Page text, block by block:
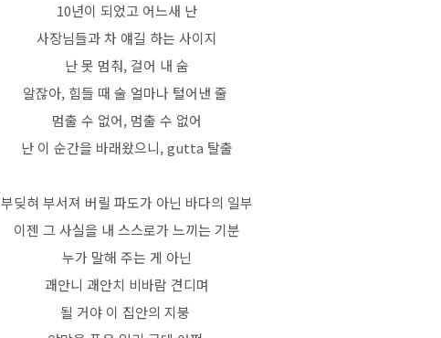
10년이 되었고 어느새 난
사장님들과 차 얘길 하는 사이지
난 못 멈춰, 걸어 내 숨
알잖아, 힘들 때 술 얼마나 털어낸 줄
멈출 수 없어, 멈출 수 없어
난 이 순간을 바래왔으니, gutta 탈출
부딪혀 부서져 버릴 파도가 아닌 바다의 일부
이젠 그 사실을 내 스스로가 느끼는 기분
누가 말해 주는 게 아닌
괘안니 괘안치 비바람 견디며
될 거야 이 집안의 지붕